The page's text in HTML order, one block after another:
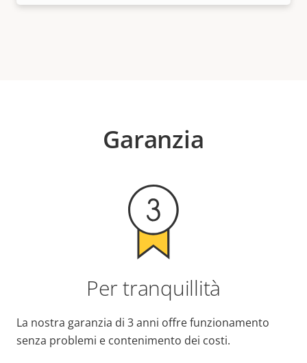
Garanzia
Per tranquillità
La nostra garanzia di 3 anni offre funzionamento
senza problemi e contenimento dei costi.